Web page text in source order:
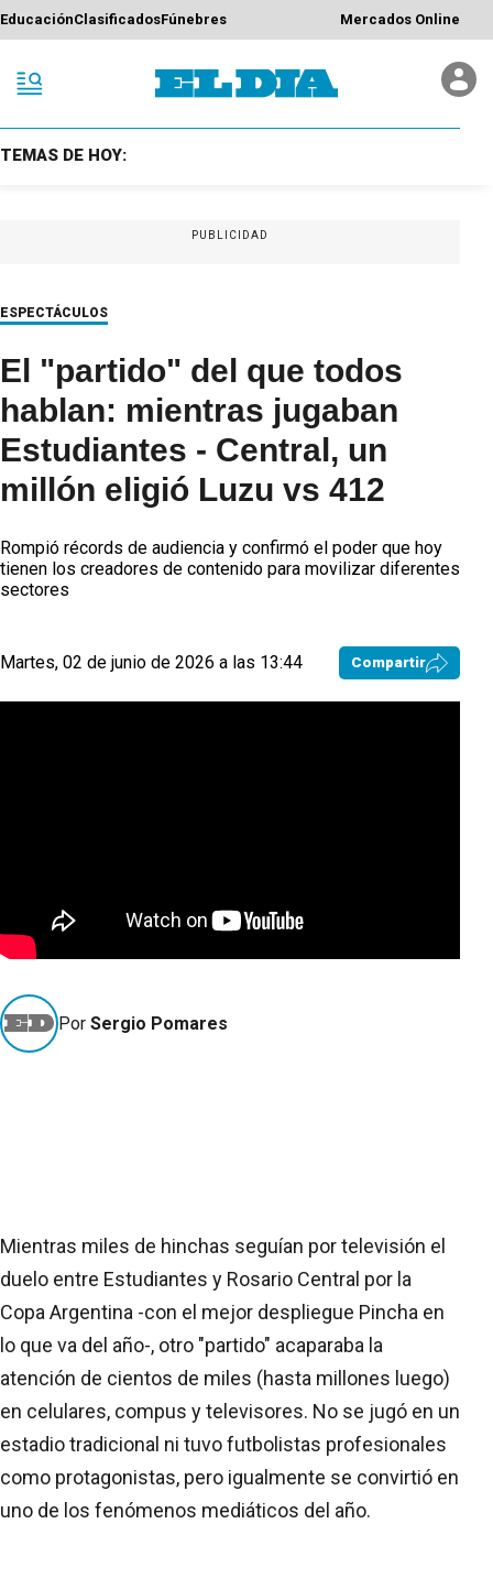
EducaciónClasificadosFúnebres Mercados Online
TEMAS DE HOY:
PUBLICIDAD
ESPECTÁCULOS
El "partido" del que todos
hablan: mientras jugaban
Estudiantes - Central, un
millón eligió Luzu vs 412
Rompió récords de audiencia y confirmó el poder que hoy
tienen los creadores de contenido para movilizar diferentes
sectores
Martes, 02 de junio de 2026 a las 13:44 Compartir
Por Sergio Pomares
Mientras miles de hinchas seguían por televisión el
duelo entre Estudiantes y Rosario Central por la
Copa Argentina -con el mejor despliegue Pincha en
lo que va del año-, otro "partido" acaparaba la
atención de cientos de miles (hasta millones luego)
en celulares, compus y televisores. No se jugó en un
estadio tradicional ni tuvo futbolistas profesionales
como protagonistas, pero igualmente se convirtió en
uno de los fenómenos mediáticos del año.